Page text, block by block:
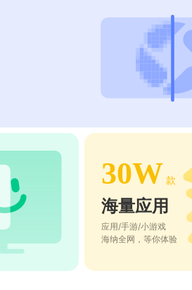
30W 款
海量应用
应用/手游/小游戏
海纳全网，等你体验